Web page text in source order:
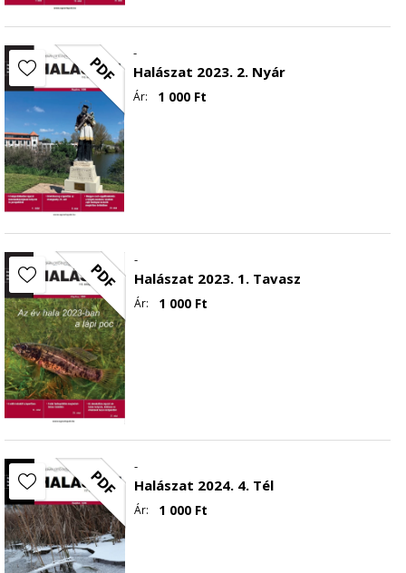
PDF -
Halászat 2023. 2. Nyár
Ár: 1 000 Ft
PDF -
Halászat 2023. 1. Tavasz
Ár: 1 000 Ft
PDF -
Halászat 2024. 4. Tél
Ár: 1 000 Ft